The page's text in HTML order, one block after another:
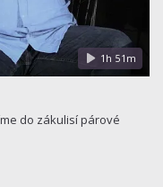
1h 51m
do zákulisí párové